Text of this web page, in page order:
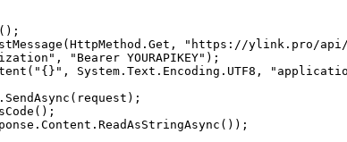
"https://ylink.pro/
"Bearer YOURAPIKEY");
System.Text.Encoding.UTF8,